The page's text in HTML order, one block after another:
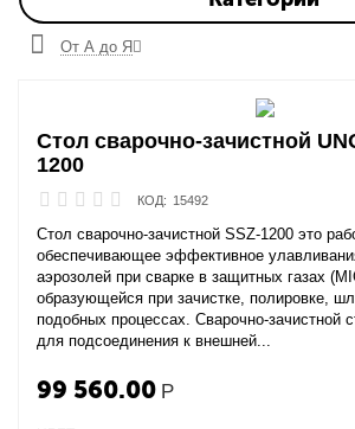
От А до Я
Стол сварочно-зачистной
1200
КОД: 15492
Стол сварочно-зачистной SSZ-1200 это
обеспечивающее эффективное
аэрозолей при сварке в защитных газах
образующейся при зачистке, полировке,
подобных процессах. Сварочно-зачистной
для подсоединения к внешней...
99 560.00 Р